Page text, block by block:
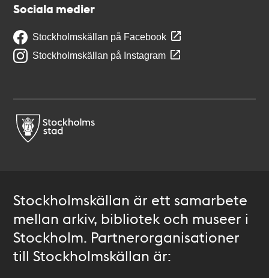
Sociala medier
Stockholmskällan på Facebook
Stockholmskällan på Instagram
Stockholmskällan är ett samarbete
mellan arkiv, bibliotek och museer i
Stockholm. Partnerorganisationer
till Stockholmskällan är: